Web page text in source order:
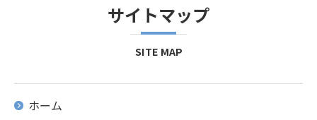
SITE MAP
サイトマップ
ホーム